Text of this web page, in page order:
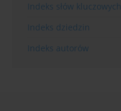
Indeks słów kluczowych
Indeks dziedzin
Indeks autorów